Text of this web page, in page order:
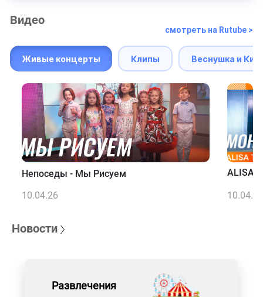
Видео
смотреть на Rutube >
Живые концерты Клипы Веснушка и
Непоседы - Мы Рисуем
10.04.26
ALISA
10.04.26
Новости
Развлечения